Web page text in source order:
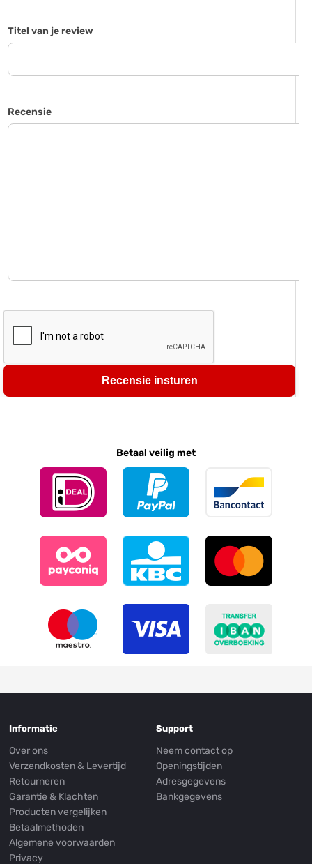
Titel van je review
Recensie
Recensie insturen
Betaal veilig met
Informatie
Over ons
Verzendkosten & Levertijd
Retourneren
Garantie & Klachten
Producten vergelijken
Betaalmethoden
Algemene voorwaarden
Privacy
Support
Neem contact op
Openingstijden
Adresgegevens
Bankgegevens